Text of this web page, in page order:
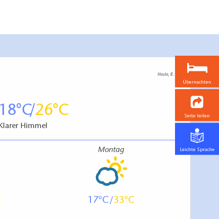
Heute, 8. 8.
18 26
Klarer Himmel
Montag
17 33
Übernachten
Seite teilen
Leichte Sprache